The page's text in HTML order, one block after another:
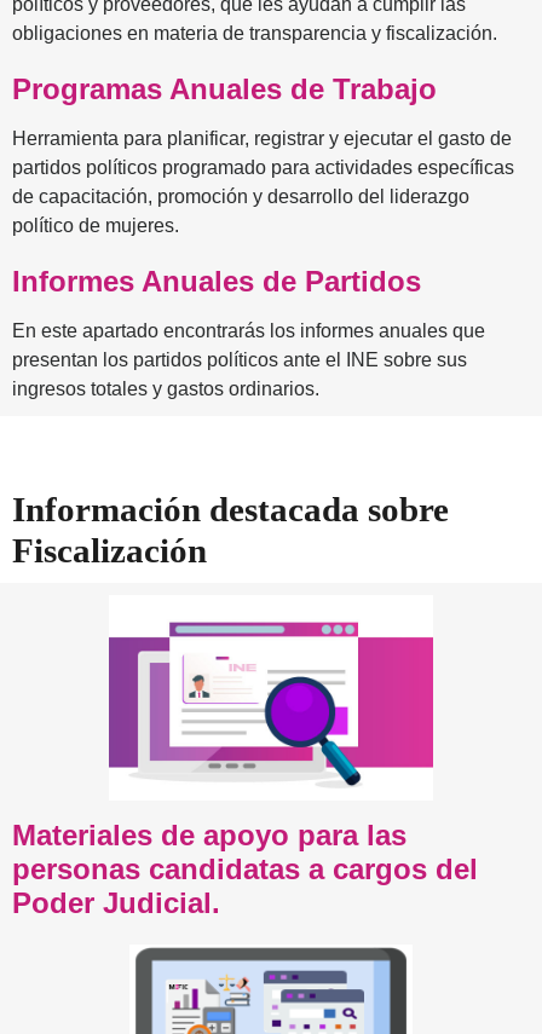
obligaciones en materia de transparencia y fiscalización.
Programas Anuales de Trabajo
Herramienta para planificar, registrar y ejecutar el gasto de
partidos políticos programado para actividades específicas
de capacitación, promoción y desarrollo del liderazgo
político de mujeres.
Informes Anuales de Partidos
En este apartado encontrarás los informes anuales que
presentan los partidos políticos ante el INE sobre sus
ingresos totales y gastos ordinarios.
Información destacada sobre
Fiscalización
Materiales de apoyo para las
personas candidatas a cargos del
Poder Judicial.